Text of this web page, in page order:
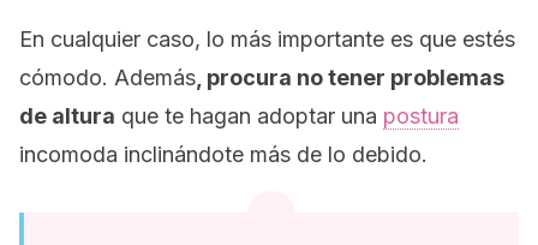
En cualquier caso, lo más importante es que estés
cómodo. Además , procura no tener problemas
de altura que te hagan adoptar una postura
incomoda inclinándote más de lo debido.